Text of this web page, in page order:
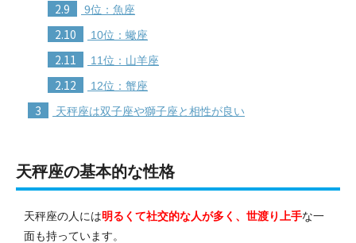
2.9 9位：魚座
2.10 10位：蠍座
2.11 11位：山羊座
2.12 12位：蟹座
3 天秤座は双子座や獅子座と相性が良い
天秤座の基本的な性格
天秤座の人には明るくて社交的な人が多く、世渡り上手な一
面も持っています。